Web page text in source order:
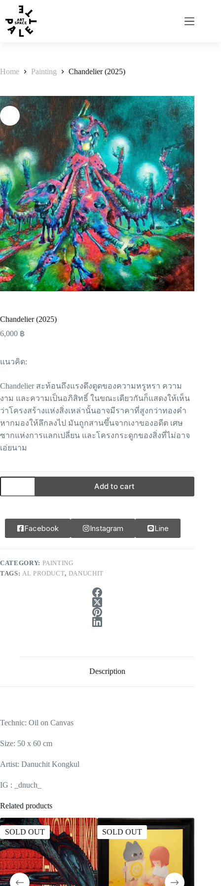
Home Painting Chandelier (2025)
Chandelier (2025)
6,000 ฿
แนวคิด:
Chandelier สะท้อนถึงแรงดึงดูดของความหรูหรา ความ
งาม และความเป็นอภิสิทธิ์ ในขณะเดียวกันก็แสดงให้เห็น
ว่าโครงสร้างแห่งสิ่งเหล่านั้นอาจมีราคาที่สูงกว่าทองคำ
หากมองให้ลึกลงไป มันถูกสานขึ้นจากเงาของอดีต เศษ
ซากแห่งการแลกเปลี่ยน และโครงกระดูกของสิ่งที่ไม่อาจ
เอ่ยนาม
Add to cart
Facebook Instagram Line
CATEGORY: PAINTING
TAGS: AL PRODUCT, DANUCHIT
Description
Technic: Oil on Canvas
Size: 50 x 60 cm
Artist: Danuchit Kongkul
IG : _dnuch_
Related products
SOLD OUT SOLD OUT